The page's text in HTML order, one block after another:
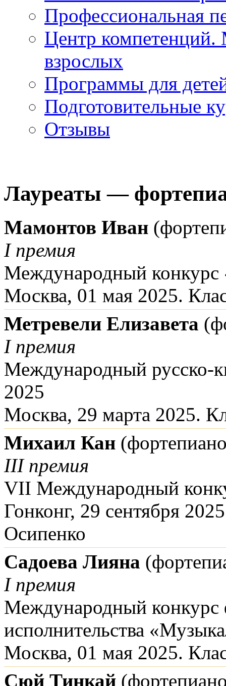
Профессиональная
Центр компетенций.
взрослых
Программы для
Подготовительные
Отзывы
Лауреаты —
Мамонтов Иван
I премия
Международный конкурс
Москва, 01 мая 2025.
Метревели Елизавета
I премия
Международный русско-
2025
Москва, 29 марта 2025.
Михаил Кан
III премия
VII Международный
Гонконг, 29 сентября
Осипенко
Садоева Лияна
I премия
Международный конкурс
исполнительства
Москва, 01 мая 2025.
Сюй Тинкай